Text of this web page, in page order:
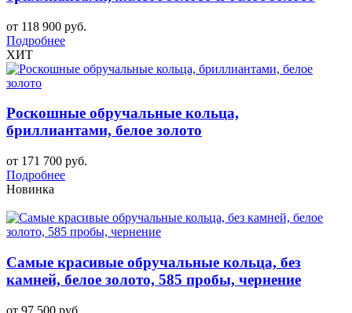
от 118 900 руб.
Подробнее
ХИТ
Роскошные обручальные кольца,
бриллиантами, белое золото
от 171 700 руб.
Подробнее
Новинка
Самые красивые обручальные кольца, без
камней, белое золото, 585 пробы, чернение
от 97 500 руб.